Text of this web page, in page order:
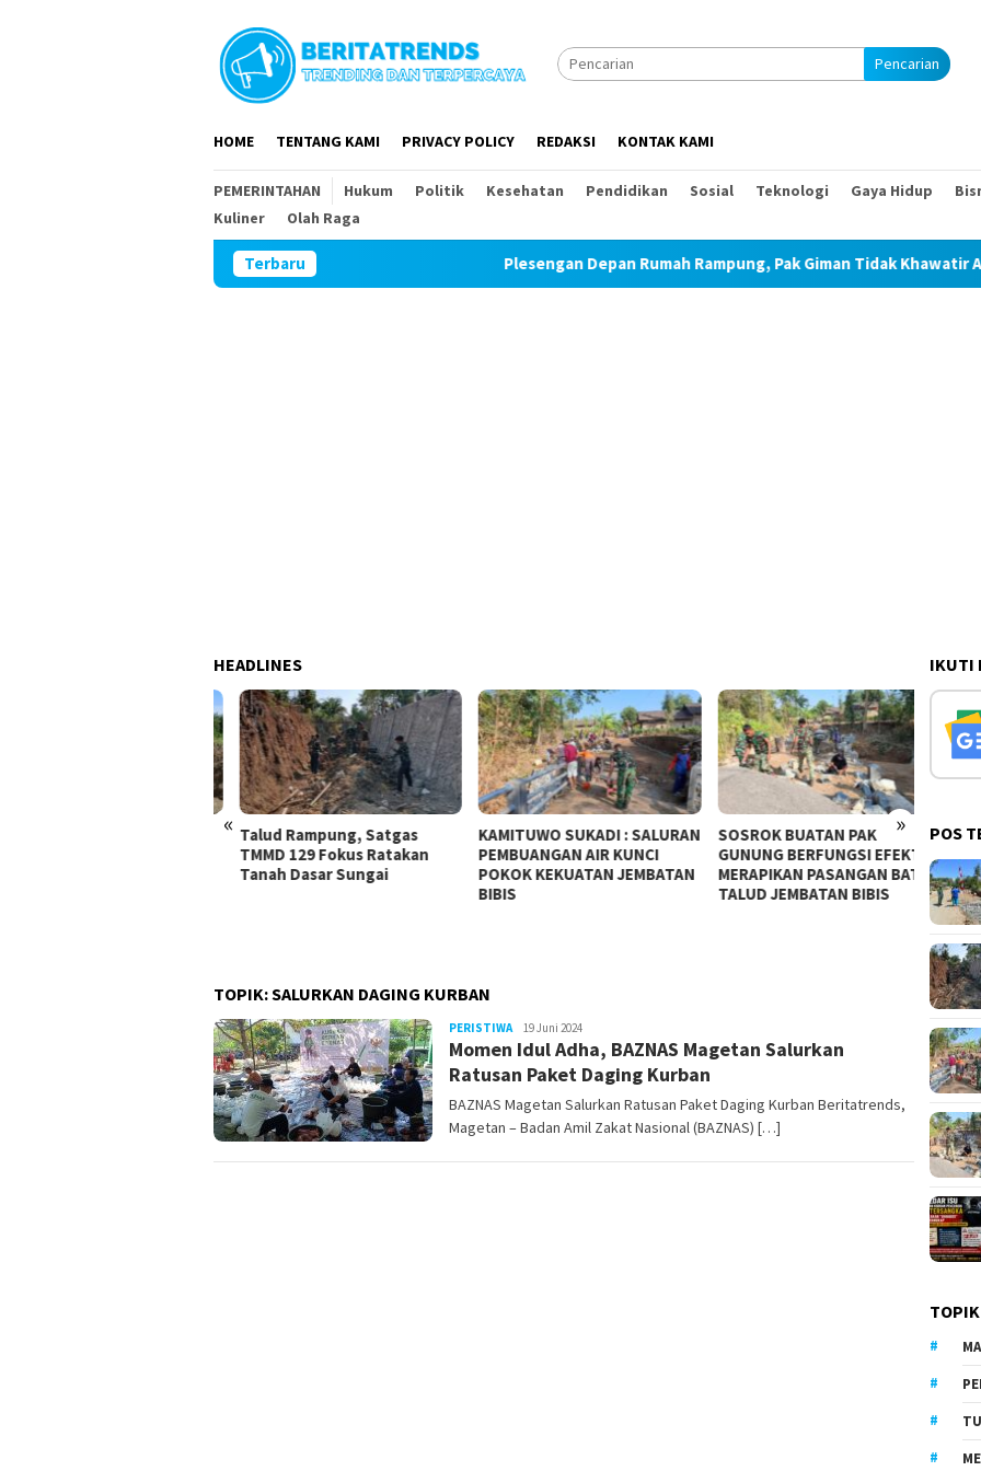
Pencarian
HOME TENTANG KAMI PRIVACY POLICY REDAKSI KONTAK KAMI
PEMERINTAHAN Hukum Politik Kesehatan Pendidikan Sosial Teknologi Gaya Hidup
Kuliner
Olah Raga
Terbaru Plesengan Depan Rumah Rampung, Pak Giman Tidak Khawatir Ada
HEADLINES
« »
Talud Rampung, Satgas
TMMD 129 Fokus Ratakan
Tanah Dasar Sungai
KAMITUWO SUKADI : SALURAN
PEMBUANGAN AIR KUNCI
POKOK KEKUATAN JEMBATAN
BIBIS
SOSROK BUATAN PAK
GUNUNG BERFUNGSI EFEKTIF
MERAPIKAN PASANGAN BATU
TALUD JEMBATAN BIBIS
Isu
TOPIK:SALURKAN DAGING KURBAN
PERISTIWALilikAbdi
19 Juni 2024
Momen Idul Adha, BAZNAS Magetan Salurkan
Ratusan Paket Daging Kurban
BAZNAS Magetan Salurkan Ratusan Paket Daging Kurban Beritatrends,
Magetan – Badan Amil Zakat Nasional (BAZNAS) […]
IKUTI
POS